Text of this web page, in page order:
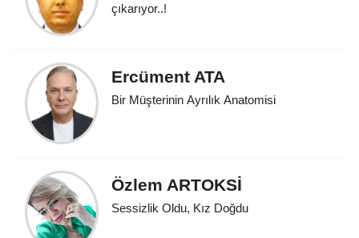
çıkarıyor..!
Ercüment ATA
Bir Müşterinin Ayrılık Anatomisi
Özlem ARTOKSİ
Sessizlik Oldu, Kız Doğdu